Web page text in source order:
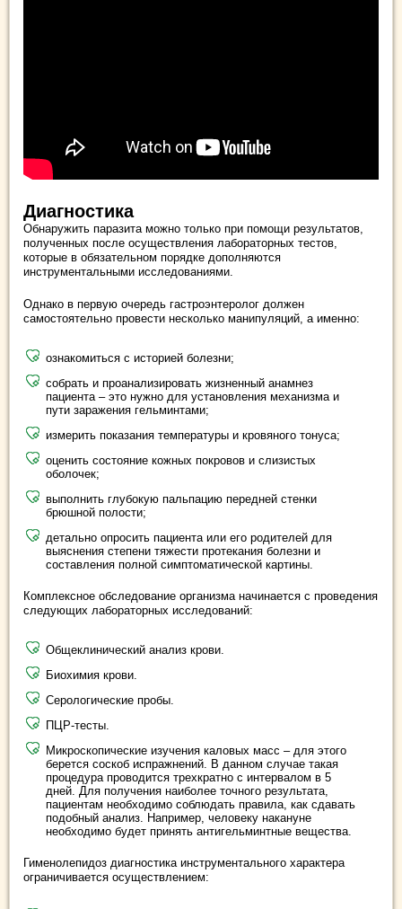
Диагностика
Обнаружить паразита можно только при помощи результатов,
полученных после осуществления лабораторных тестов,
которые в обязательном порядке дополняются
инструментальными исследованиями.
Однако в первую очередь гастроэнтеролог должен
самостоятельно провести несколько манипуляций, а именно:
ознакомиться с историей болезни;
собрать и проанализировать жизненный анамнез
пациента – это нужно для установления механизма и
пути заражения гельминтами;
измерить показания температуры и кровяного тонуса;
оценить состояние кожных покровов и слизистых
оболочек;
выполнить глубокую пальпацию передней стенки
брюшной полости;
детально опросить пациента или его родителей для
выяснения степени тяжести протекания болезни и
составления полной симптоматической картины.
Комплексное обследование организма начинается с проведения
следующих лабораторных исследований:
Общеклинический анализ крови.
Биохимия крови.
Серологические пробы.
ПЦР-тесты.
Микроскопические изучения каловых масс – для этого
берется соскоб испражнений. В данном случае такая
процедура проводится трехкратно с интервалом в 5
дней. Для получения наиболее точного результата,
пациентам необходимо соблюдать правила, как сдавать
подобный анализ. Например, человеку накануне
необходимо будет принять антигельминтные вещества.
Гименолепидоз диагностика инструментального характера
ограничивается осуществлением: